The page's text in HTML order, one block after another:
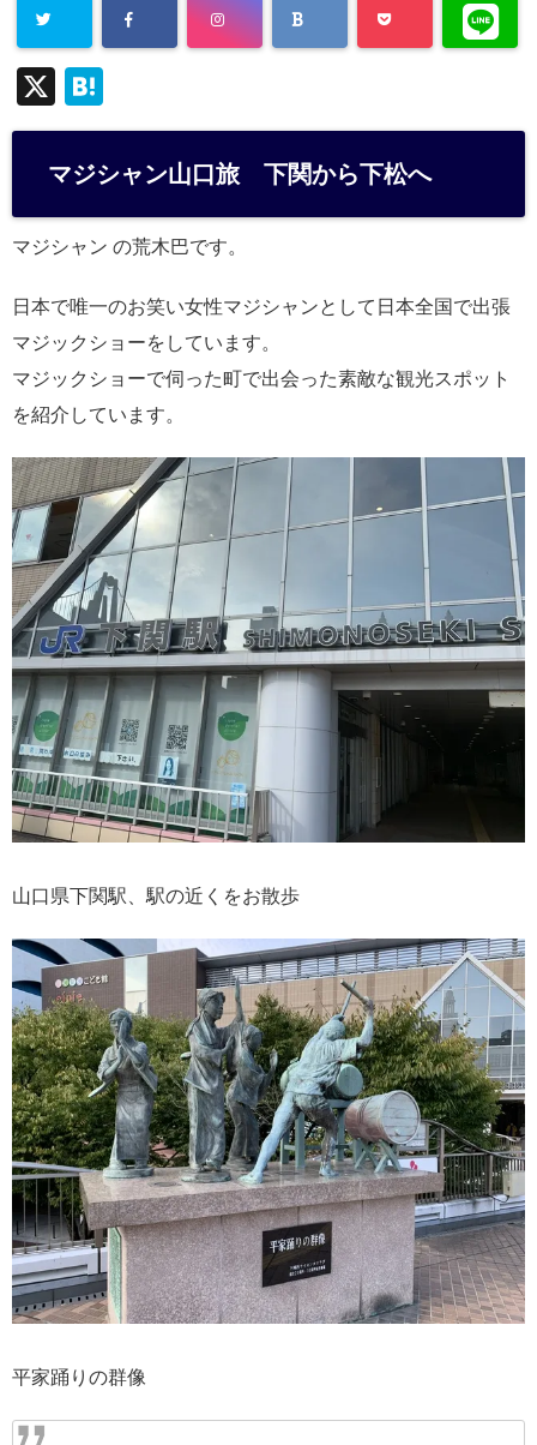
X
at
e
a
マジシャン山口旅 下関から下松へ
マジシャン の荒木巴です。
日本で唯一のお笑い女性マジシャンとして日本全国で出張
マジックショーをしています。
マジックショーで伺った町で出会った素敵な観光スポット
を紹介しています。
山口県下関駅、駅の近くをお散歩
平家踊りの群像